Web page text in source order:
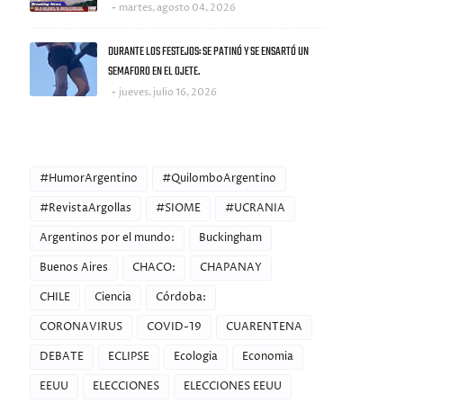
martes, agosto 04, 2026
DURANTE LOS FESTEJOS: SE PATINÓ Y SE ENSARTÓ UN
SEMAFORO EN EL OJETE.
jueves, julio 16, 2026
#HumorArgentino
#QuilomboArgentino
#RevistaArgollas
#SIOME
#UCRANIA
Argentinos por el mundo:
Buckingham
Buenos Aires
CHACO:
CHAPANAY
CHILE
Ciencia
Córdoba:
CORONAVIRUS
COVID-19
CUARENTENA
DEBATE
ECLIPSE Ecologia
Economia
EEUU
ELECCIONES
ELECCIONES EEUU